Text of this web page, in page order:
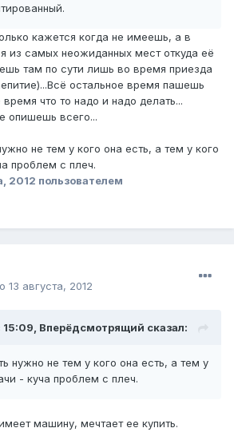
кажется когда не имеешь, а в
из самых неожиданных мест откуда её
там по сути лишь во время приезда
остальное время пашешь
что то надо и надо делать...
опишешь всего...
не тем у кого она есть, а тем у кого
проблем с плеч.
2012 пользователем
13 августа, 2012
15:09, Вперёдсмотрящий сказал:
нужно не тем у кого она есть, а тем у
- куча проблем с плеч.
машину, мечтает ее купить.